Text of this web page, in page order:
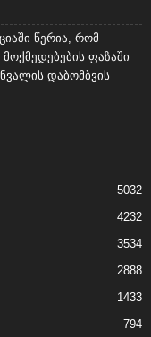
წერია, რომ
ფაზაში
დაბომბვის
5032
4232
3534
2888
1433
794